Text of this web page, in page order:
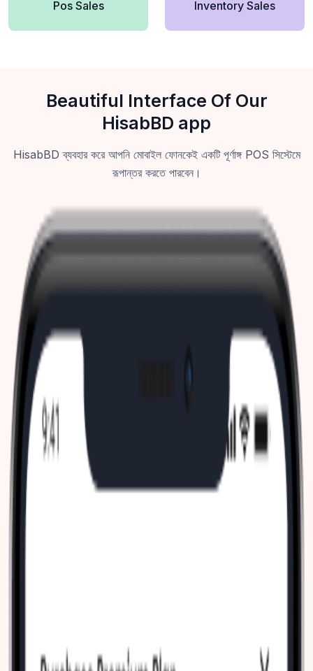
Pos Sales Inventory Sales
Beautiful Interface Of Our
HisabBD app
HisabBD ব্যবহার করে আপনি মোবাইল ফোনকেই একটি পূর্ণাঙ্গ POS সিস্টেমে
রূপান্তর করতে পারবেন।